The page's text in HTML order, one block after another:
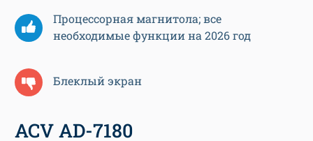
Процессорная магнитола; все
необходимые функции на 2026 год
Блеклый экран
ACV AD-7180